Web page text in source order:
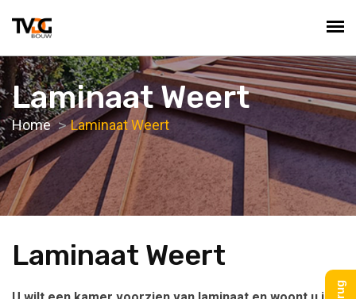
Laminaat Weert
Home Laminaat Weert
Laminaat Weert